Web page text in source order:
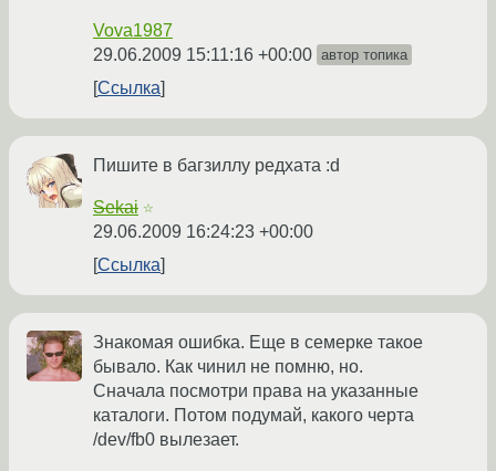
Vova1987
29.06.2009 15:11:16 +00:00 автор топика
Ссылка
Пишите в багзиллу редхата :d
Sekai ☆
29.06.2009 16:24:23 +00:00
Ссылка
Знакомая ошибка. Еще в семерке такое
бывало. Как чинил не помню, но.
Сначала посмотри права на указанные
каталоги. Потом подумай, какого черта
/dev/fb0 вылезает.